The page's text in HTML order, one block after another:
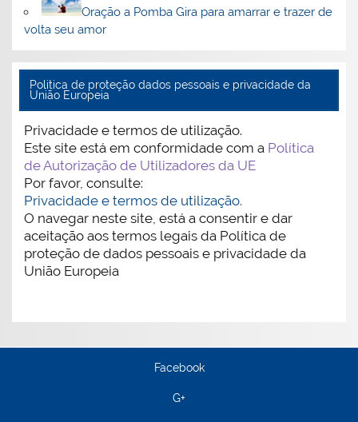
Oração a Pomba Gira para amarrar e trazer de
volta seu amor
Politica de proteção dados pessoais e privacidade da
União Europeia
Privacidade e termos de utilização.
Este site está em conformidade com a Política
de Autorização de Utilizadores da UE
Por favor, consulte:
Privacidade e termos de utilização.
O navegar neste site, está a consentir e dar
aceitação aos termos legais da Política de
proteção de dados pessoais e privacidade da
União Europeia
Facebook
G+